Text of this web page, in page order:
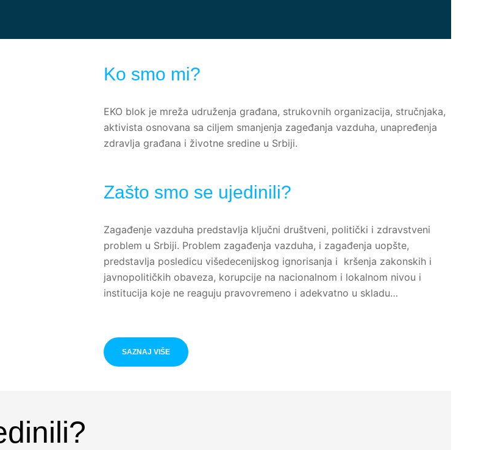
Ko smo mi?
EKO blok je mreža udruženja građana, strukovnih organizacija, stručnjaka,
aktivista osnovana sa ciljem smanjenja zageđanja vazduha, unapređenja
zdravlja građana i životne sredine u Srbiji.
Zašto smo se ujedinili?
Zagađenje vazduha predstavlja ključni društveni, politički i zdravstveni
problem u Srbiji. Problem zagađenja vazduha, i zagađenja uopšte,
predstavlja posledicu višedecenijskog ignorisanja i kršenja zakonskih i
javnopolitičkih obaveza, korupcije na nacionalnom i lokalnom nivou i
institucija koje ne reaguju pravovremeno i adekvatno u skladu…
SAZNAJ VIŠE